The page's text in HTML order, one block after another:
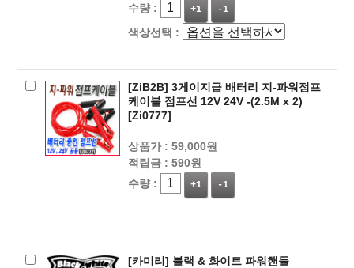
수량 :
+1 -1
색상선택 :
[ZiB2B] 3게이지급 배터리 지-파워점프
케이블 점프선 12V 24V -(2.5M x 2)
[Zi0777]
상품가 : 59,000원
적립금 : 590원
수량 :
+1 -1
[카미리] 블랙 & 화이트 파워핸들